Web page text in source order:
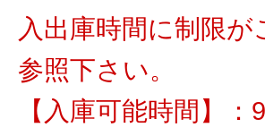
入出庫時間に制限
参照下さい。
【入庫可能時間】